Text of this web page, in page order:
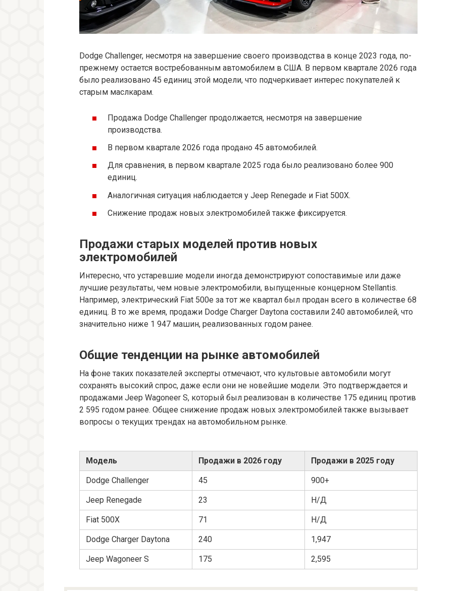
Dodge Challenger, несмотря на завершение своего производства в конце 2023 года, по-
прежнему остается востребованным автомобилем в США. В первом квартале 2026 года
было реализовано 45 единиц этой модели, что подчеркивает интерес покупателей к
старым маслкарам.
Продажа Dodge Challenger продолжается, несмотря на завершение
производства.
В первом квартале 2026 года продано 45 автомобилей.
Для сравнения, в первом квартале 2025 года было реализовано более 900
единиц.
Аналогичная ситуация наблюдается у Jeep Renegade и Fiat 500X.
Снижение продаж новых электромобилей также фиксируется.
Продажи старых моделей против новых
электромобилей
Интересно, что устаревшие модели иногда демонстрируют сопоставимые или даже
лучшие результаты, чем новые электромобили, выпущенные концерном Stellantis.
Например, электрический Fiat 500e за тот же квартал был продан всего в количестве 68
единиц. В то же время, продажи Dodge Charger Daytona составили 240 автомобилей, что
значительно ниже 1 947 машин, реализованных годом ранее.
Общие тенденции на рынке автомобилей
На фоне таких показателей эксперты отмечают, что культовые автомобили могут
сохранять высокий спрос, даже если они не новейшие модели. Это подтверждается и
продажами Jeep Wagoneer S, который был реализован в количестве 175 единиц против
2 595 годом ранее. Общее снижение продаж новых электромобилей также вызывает
вопросы о текущих трендах на автомобильном рынке.
Модель Продажи в 2026 году Продажи в 2025 году
Dodge Challenger 45 900+
Jeep Renegade 23 Н/Д
Fiat 500X 71 Н/Д
Dodge Charger Daytona 240 1,947
Jeep Wagoneer S 175 2,595